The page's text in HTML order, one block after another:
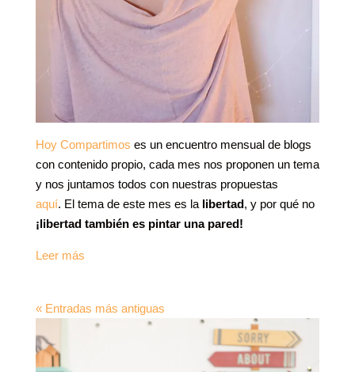
Hoy Compartimos es un encuentro mensual de blogs
con contenido propio, cada mes nos proponen un tema
y nos juntamos todos con nuestras propuestas
aquí. El tema de este mes es la libertad, y por qué no
¡libertad también es pintar una pared!
Leer más
« Entradas más antiguas